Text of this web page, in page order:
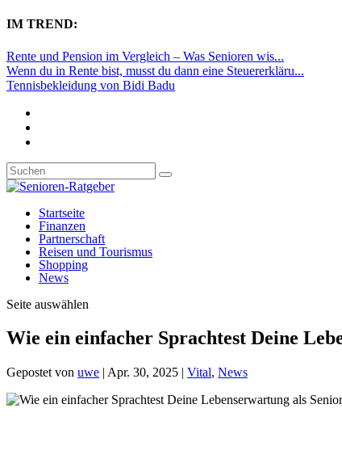
IM TREND:
Rente und Pension im Vergleich – Was Senioren wis...
Wenn du in Rente bist, musst du dann eine Steuererkläru...
Tennisbekleidung von Bidi Badu
Startseite
Finanzen
Partnerschaft
Reisen und Tourismus
Shopping
News
Seite auswählen
Wie ein einfacher Sprachtest Deine
Gepostet von uwe | Apr. 30, 2025 | Vital, News